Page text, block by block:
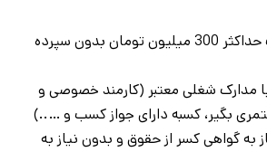
وام فوری بانک رسالت حداکثر 300 میلیون تومان بدون سپرده
با مدارک شغلی معتبر (کارمند خصوصی و
بگیر، کسبه دارای جواز کسب و …..)
گواهی کسر از حقوق و بدون نیاز به